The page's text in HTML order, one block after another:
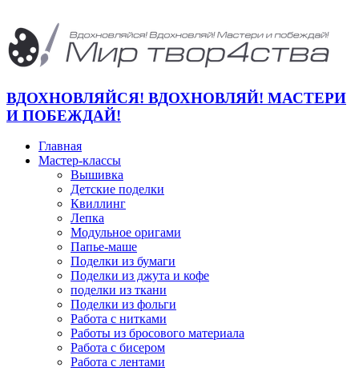
ВДОХНОВЛЯЙСЯ! ВДОХНОВЛЯЙ! МАСТЕРИ
И ПОБЕЖДАЙ!
Главная
Мастер-классы
Вышивка
Детские поделки
Квиллинг
Лепка
Модульное оригами
Папье-маше
Поделки из бумаги
Поделки из джута и кофе
поделки из ткани
Поделки из фольги
Работа с нитками
Работы из бросового материала
Работа с бисером
Работа с лентами